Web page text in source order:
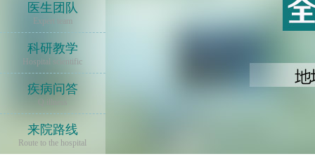
医生团队
Expert team
科研教学
Hospital scientific
疾病问答
Q illness
来院路线
Route to the hospital